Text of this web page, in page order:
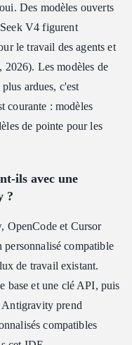
Des modèles ouverts
V4 figurent
le travail des agents et
, 2026). Les modèles de
ardues, c'est
courante : modèles
de pointe pour les
ils avec une
?
OpenCode et Cursor
personnalisé compatible
de travail existant.
base et une clé API, puis
Antigravity prend
compatibles